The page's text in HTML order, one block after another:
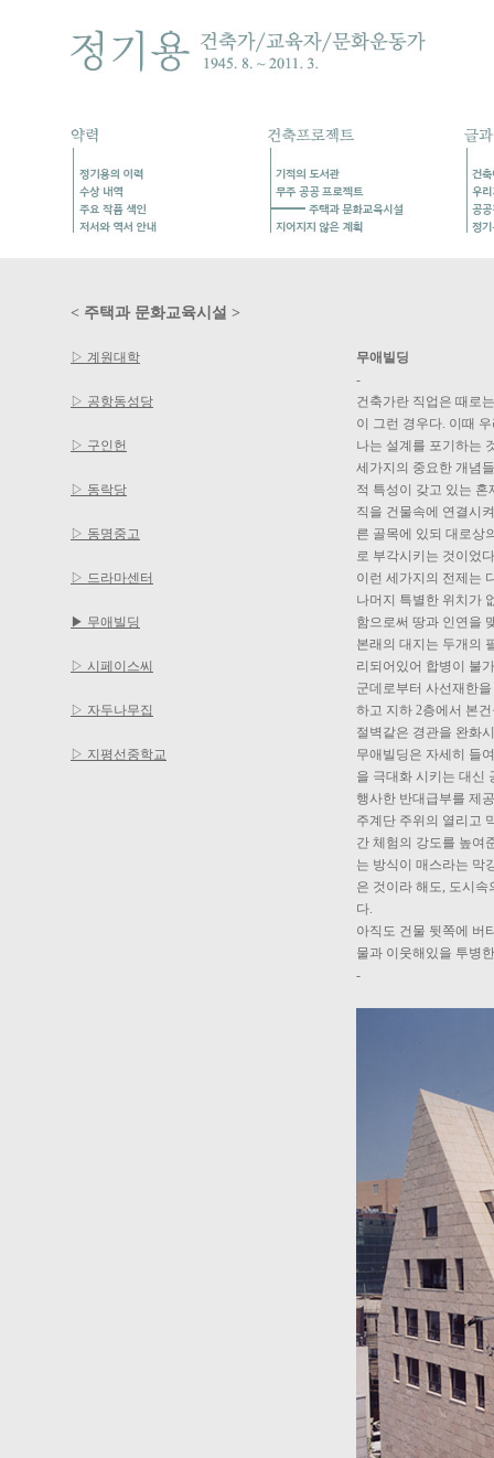
< 주택과 문화교육시설 >
▷ 계원대학
▷ 공항동성당
▷ 구인헌
▷ 동락당
▷ 동명중고
▷ 드라마센터
▶ 무애빌딩
▷ 시페이스씨
▷ 자두나무집
▷ 지평선중학교
무애빌딩
-
건축가란 직업은 때로
이 그런 경우다. 이때
나는 설계를 포기하는
세가지의 중요한 개념
적 특성이 갖고 있는
직을 건물속에 연결시
른 골목에 있되 대로상
로 부각시키는 것이었
이런 세가지의 전제는
나머지 특별한 위치가
함으로써 땅과 인연을
본래의 대지는 두개의
리되어있어 합병이 불
군데로부터 사선재한
하고 지하 2층에서 본
절벽같은 경관을 완화
무애빌딩은 자세히 들
을 극대화 시키는 대신
행사한 반대급부를 제
주계단 주위의 열리고
간 체험의 강도를 높여
는 방식이 매스라는 막
은 것이라 해도, 도시
다.
아직도 건물 뒷쪽에 버
물과 이웃해있을 투병
-